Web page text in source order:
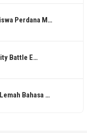
Perdana M…
Battle E…
Bahasa …